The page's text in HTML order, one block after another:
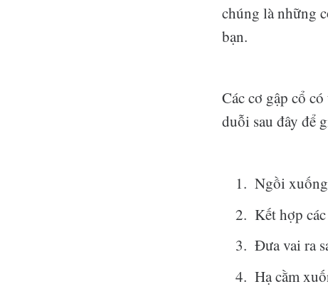
chúng là những
bạn.
Các cơ gập cổ
duỗi sau đây để
Ngồi
Kết hợp
Đưa vai ra
Hạ cằm